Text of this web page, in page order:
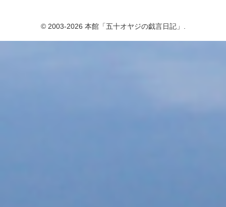
© 2003-2026 本館「五十オヤジの戯言日記」.